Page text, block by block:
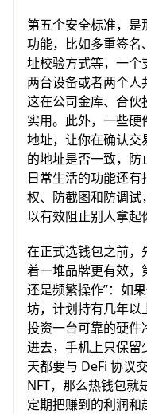
第五个安全标准，是
功能，比如多重签名
址校验方式等，一个
两台设备或者两个人
这在公司金库、合伙
实用。此外，一些
地址，让你在确认交
的地址是否一致，
日常生活的功能还
权、防截图和防调试
以有效阻止别人拿起
在正式选钱包之前，
着一堆品牌更有效，
还是频繁操作”：如
坊，计划持有几年以
投资一台可靠的硬件
进去，手机上只保留
天都要与 DeFi 协议
NFT，那么热钱包就
定期把赚到的利润和